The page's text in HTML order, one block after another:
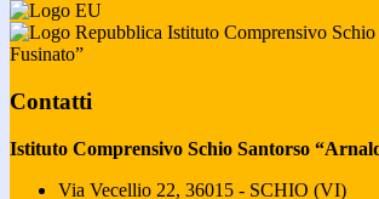
Istituto Comprensivo
Fusinato”
Contatti
Istituto Comprensivo Schio Santorso
Via Vecellio 22, 36015 - SCHIO (VI)